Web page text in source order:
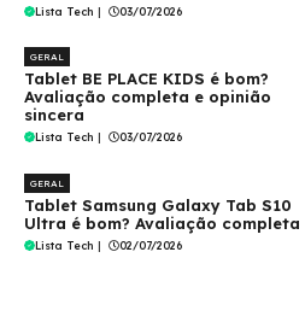
Lista Tech | 03/07/2026
GERAL
Tablet BE PLACE KIDS é bom?
Avaliação completa e opinião
sincera
Lista Tech | 03/07/2026
GERAL
Tablet Samsung Galaxy Tab S10
Ultra é bom? Avaliação completa
Lista Tech | 02/07/2026